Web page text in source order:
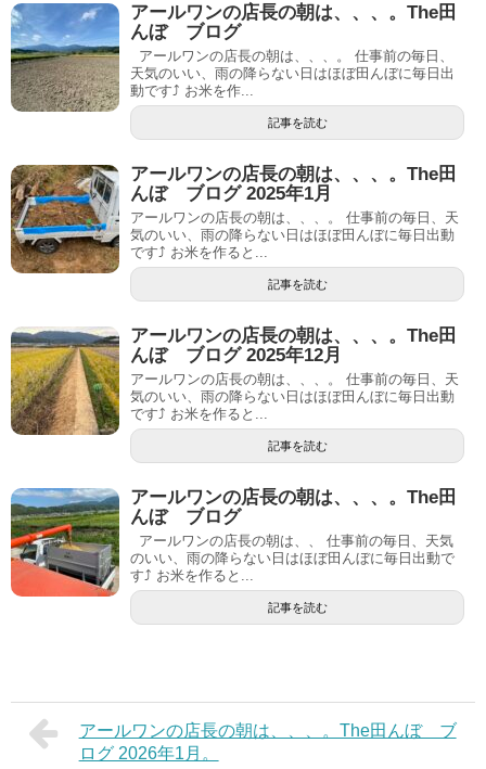
アールワンの店長の朝は、、、。The田
んぼ ブログ
アールワンの店長の朝は、、、。 仕事前の毎日、
天気のいい、雨の降らない日はほぼ田んぼに毎日出
動です⤴ お米を作...
記事を読む
アールワンの店長の朝は、、、。The田
んぼ ブログ 2025年1月
アールワンの店長の朝は、、、。 仕事前の毎日、天
気のいい、雨の降らない日はほぼ田んぼに毎日出動
です⤴ お米を作ると...
記事を読む
アールワンの店長の朝は、、、。The田
んぼ ブログ 2025年12月
アールワンの店長の朝は、、、。 仕事前の毎日、天
気のいい、雨の降らない日はほぼ田んぼに毎日出動
です⤴ お米を作ると...
記事を読む
アールワンの店長の朝は、、、。The田
んぼ ブログ
アールワンの店長の朝は、、 仕事前の毎日、天気
のいい、雨の降らない日はほぼ田んぼに毎日出動で
す⤴ お米を作ると...
記事を読む
アールワンの店長の朝は、、、。The田んぼ ブ
ログ 2026年1月。